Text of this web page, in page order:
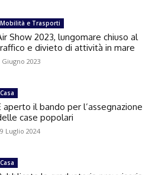
Mobilità e Trasporti
Show 2023, lungomare chiuso al
e divieto di attività in mare
Giugno 2023
Casa
aperto il bando per l’assegnazione
case popolari
Luglio 2024
Casa